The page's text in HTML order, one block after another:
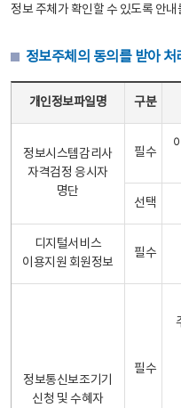
정보 주체가 확인할 수 있도록 안
정보주체의 동의를 받아
개인정보파일명 구분
정보시스템감리사
자격검정 응시자
명단
필수
선택
디지털서비스
이용지원 회원정보
필수
정보통신보조기기
신청 및 수혜자
필수